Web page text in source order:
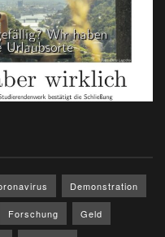
Demonstration
Forschung Geld